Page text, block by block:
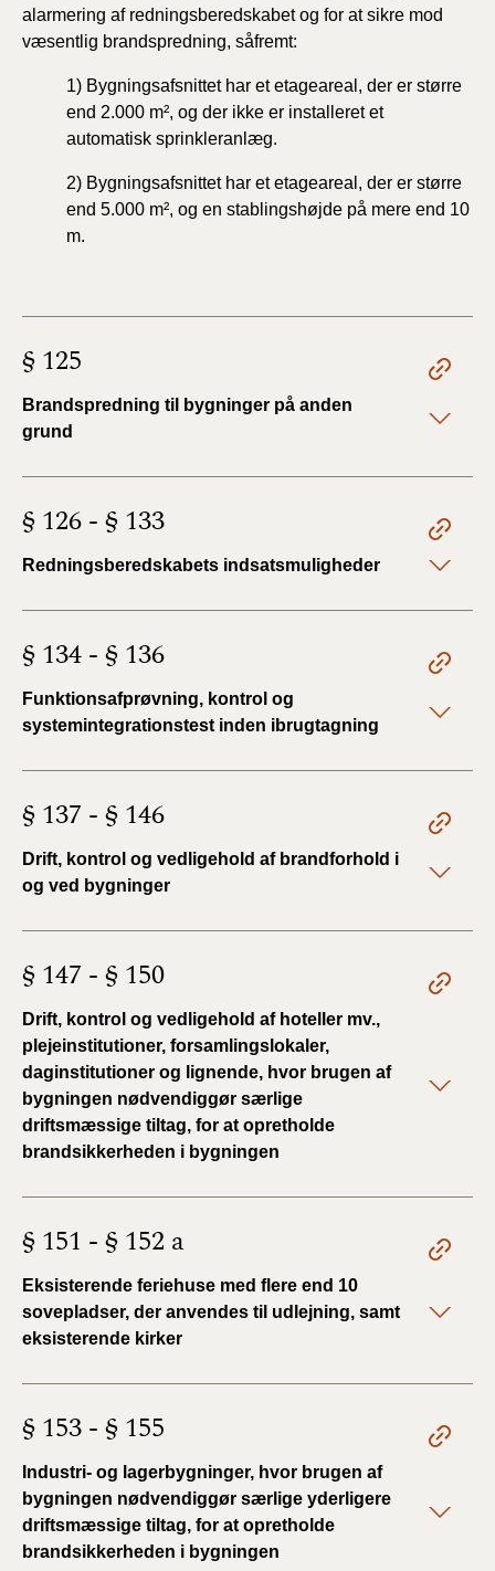
alarmering af redningsberedskabetog for at sikre mod
væsentlig brandspredning, såfremt:
1) Bygningsafsnittet har et etageareal, der er større
end 2.000 m², og der ikke er installeret et
automatisk sprinkleranlæg.
2) Bygningsafsnittet har et etageareal, der er større
end 5.000 m², og en stablingshøjde på mere end 10
m.
§ 125
Brandspredning til bygninger på anden
grund
§ 126 - § 133
Redningsberedskabets indsatsmuligheder
§ 134 - § 136
Funktionsafprøvning, kontrol og
systemintegrationstest inden ibrugtagning
§ 137 - § 146
Drift, kontrol og vedligehold af brandforhold i
og ved bygninger
§ 147 - § 150
Drift, kontrol og vedligehold af hoteller mv.,
plejeinstitutioner, forsamlingslokaler,
daginstitutioner og lignende, hvor brugen af
bygningen nødvendiggør særlige
driftsmæssige tiltag, for at opretholde
brandsikkerheden i bygningen
§ 151 - § 152 a
Eksisterende feriehuse med flere end 10
sovepladser, der anvendes til udlejning, samt
eksisterende kirker
§ 153 - § 155
Industri- og lagerbygninger, hvor brugen af
bygningen nødvendiggør særlige yderligere
driftsmæssige tiltag, for at opretholde
brandsikkerheden i bygningen